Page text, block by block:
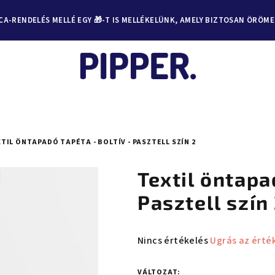
RENDELÉS MELLÉ EGY 🎁-T IS MELLÉKELÜNK, AMELY BIZTOSAN
ÖNTAPADÓ TAPÉTA - BOLTÍV - PASZTELL SZÍN 2
Textil
Pasztell szín
A
átlagos
Nincs értékelésUgrás az
VÁLTOZAT: